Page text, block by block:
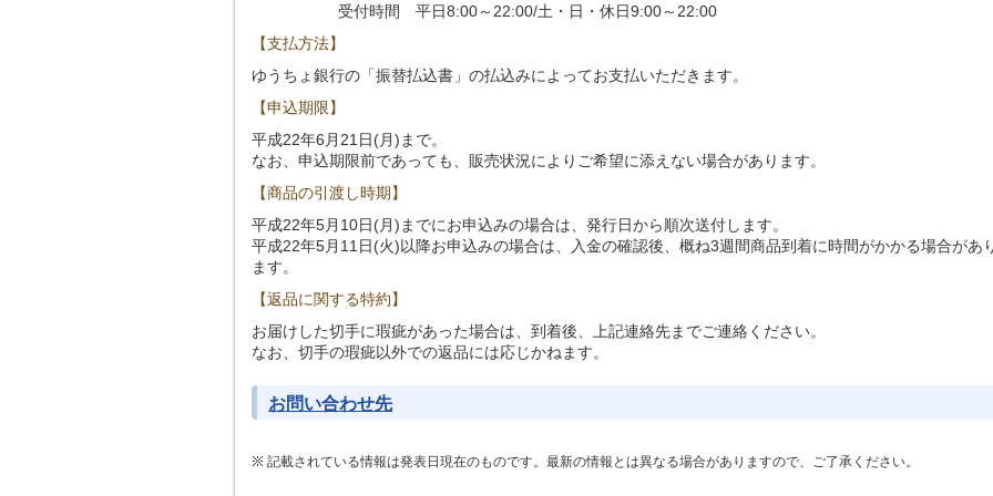
受付時間 平日8:00～22:00/土・日・休日9:00～22:00
【支払方法】
ゆうちょ銀行の「振替払込書」の払込みによってお支払いただきます。
【申込期限】
平成22年6月21日(月)まで。
なお、申込期限前であっても、販売状況によりご希望に添えない場合があります。
【商品の引渡し時期】
平成22年5月10日(月)までにお申込みの場合は、発行日から順次送付します。
平成22年5月11日(火)以降お申込みの場合は、入金の確認後、概ね3週間商品到着に時間がかかる場合があ
ます。
【返品に関する特約】
お届けした切手に瑕疵があった場合は、到着後、上記連絡先までご連絡ください。
なお、切手の瑕疵以外での返品には応じかねます。
お問い合わせ先
記載されている情報は発表日現在のものです。最新の情報とは異なる場合がありますので、ご了承ください。